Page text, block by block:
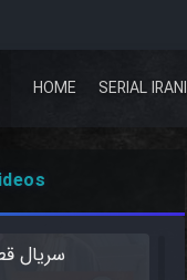
HOME SERIAL IRANI
سریال